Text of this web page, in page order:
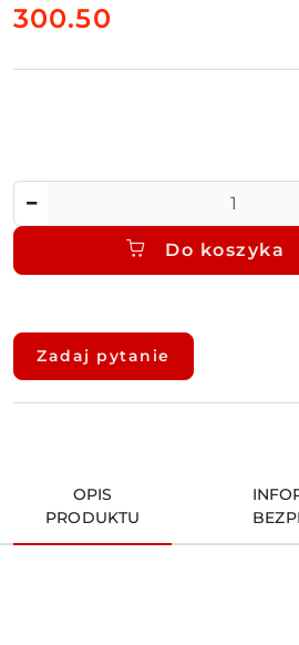
cena:
300.50
Do koszyka
Dostępność
dostawa
Zadaj pytanie
OPIS
PRODUKTU